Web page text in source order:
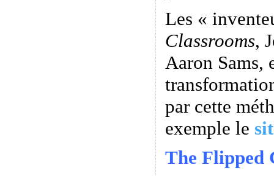
Les «
Classrooms,
Aaron Sams,
par cette
exemple le
The Flipped